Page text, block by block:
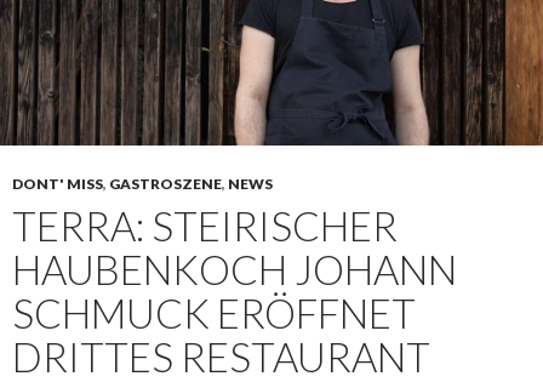
DONT' MISS, GASTROSZENE, NEWS
TERRA: STEIRISCHER
HAUBENKOCH JOHANN
SCHMUCK ERÖFFNET
DRITTES RESTAURANT